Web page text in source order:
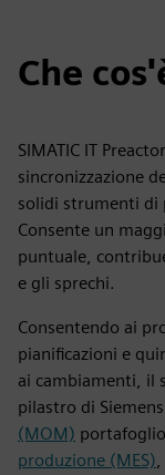
Che
SIMATIC IT
sincronizzazione
solidi strumenti di
Consente un
puntuale,
e gli sprechi.
Consentendo ai
pianificazioni e
ai cambiamenti, il
pilastro di Siemens
(MOM)
produzione (MES),